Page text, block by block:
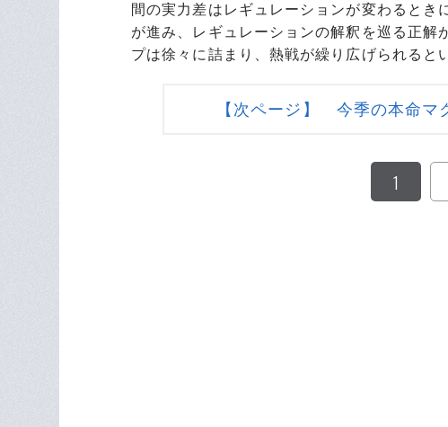
間の実力差はレギュレーションが変わると
が進み、レギュレーションの解釈を巡る正解
プは徐々に詰まり、熱戦が繰り広げられると
【次ページ】 今季の本命マ
1